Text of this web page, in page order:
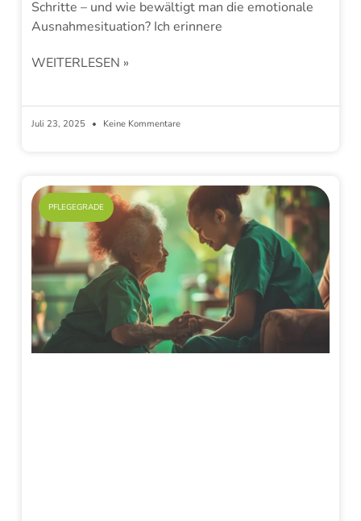
Schritte – und wie bewältigt man die emotionale
Ausnahmesituation? Ich erinnere
WEITERLESEN »
Juli 23, 2025 Keine Kommentare
PFLEGEGRADE